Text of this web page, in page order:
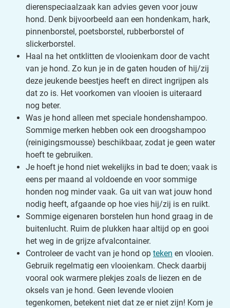
dierenspeciaalzaak kan advies geven voor jouw
hond. Denk bijvoorbeeld aan een hondenkam, hark,
pinnenborstel, poetsborstel, rubberborstel of
slickerborstel.
Haal na het ontklitten de vlooienkam door de vacht
van je hond. Zo kun je in de gaten houden of hij/zij
deze jeukende beestjes heeft en direct ingrijpen als
dat zo is. Het voorkomen van vlooien is uiteraard
nog beter.
Was je hond alleen met speciale hondenshampoo.
Sommige merken hebben ook een droogshampoo
(reinigingsmousse) beschikbaar, zodat je geen water
hoeft te gebruiken.
Je hoeft je hond niet wekelijks in bad te doen; vaak is
eens per maand al voldoende en voor sommige
honden nog minder vaak. Ga uit van wat jouw hond
nodig heeft, afgaande op hoe vies hij/zij is en ruikt.
Sommige eigenaren borstelen hun hond graag in de
buitenlucht. Ruim de plukken haar altijd op en gooi
het weg in de grijze afvalcontainer.
Controleer de vacht van je hond op teken en vlooien.
Gebruik regelmatig een vlooienkam. Check daarbij
vooral ook warmere plekjes zoals de liezen en de
oksels van je hond. Geen levende vlooien
tegenkomen, betekent niet dat ze er niet zijn! Kom je